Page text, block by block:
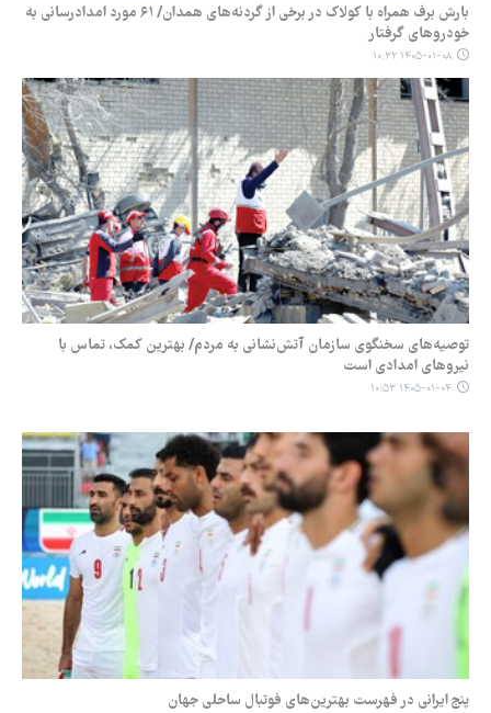
بارش برف همراه با کولاک در برخی از گردنه‌های همدان/ ۶۱ مورد امدادرسانی به
خودروهای گرفتار
۱۴۰۵-۰۱-۰۸ ۱۰:۳۲
توصیه‌های سخنگوی سازمان آتش‌نشانی به مردم/ بهترین کمک، تماس با
نیروهای امدادی است
۱۴۰۵-۰۱-۰۴ ۱۰:۵۳
پنج ایرانی در فهرست بهترین‌های فوتبال ساحلی جهان